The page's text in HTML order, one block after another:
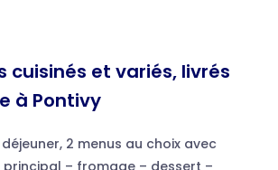
cuisinés et variés, livrés
à Pontivy
2 menus au choix avec
– fromage – dessert –